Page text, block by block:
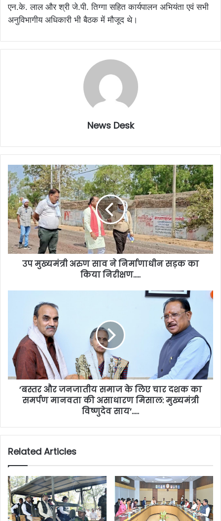
एन.के. लाल और श्री जे.पी. तिग्गा सहित कार्यपालन अभियंता एवं सभी
अनुविभागीय अधिकारी भी बैठक में मौजूद थे।
News Desk
उप मुख्यमंत्री अरुण साव ने निर्माणाधीन सड़क का
किया निरीक्षण…..
’बस्तर और जनजातीय समाज के लिए चार दशक का
समर्पण मानवता की असाधारण मिसाल: मुख्यमंत्री
विष्णुदेव साय’…..
Related Articles